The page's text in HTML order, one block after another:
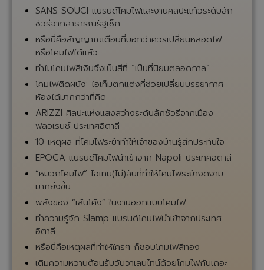
SANS SOUCI แบรนด์โคมไฟและงานศิลปะแก้วระดับลัก
ชัวรีจากสาธารณรัฐเช็ก
หรือนี่คือสัญญาณเตือนที่บอกว่าควรเปลี่ยนหลอดไฟ
หรือโคมไฟได้แล้ว
ทำไมโคมไฟสีเงินจึงเป็นสีที่ “เป็นที่นิยมตลอดกาล”
โคมไฟติดผนัง: ไอเท็มตกแต่งที่ช่วยเปลี่ยนบรรยากาศ
ห้องได้มากกว่าที่คิด
ARIZZI ศิลปะแห่งแสงสว่างระดับลักชัวรีจากเมือง
ฟลอเรนซ์ ประเทศอิตาลี
10 เหตุผล ที่โคมไฟระย้าทำให้เจ้าของบ้านรู้สึกประทับใจ
EPOCA แบรนด์โคมไฟนำเข้าจาก Napoli ประเทศอิตาลี
“หมวกโคมไฟ” ไอเทม(ไม่)ลับที่ทำให้โคมไฟระย้างดงาม
มากยิ่งขึ้น
พลังของ “เส้นโค้ง” ในงานออกแบบโคมไฟ
ทำความรู้จัก Slamp แบรนด์โคมไฟนำเข้าจากประเทศ
อิตาลี
หรือนี่คือเหตุผลที่ทำให้ใครๆ ก็ชอบโคมไฟสีทอง
เติมความหวานต้อนรับวันวาเลนไทน์ด้วยโคมไฟกันเถอะ